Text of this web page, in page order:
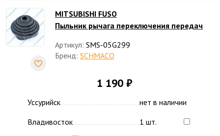
MITSUBISHI FUSO
Пыльник рычага переключения передач
Артикул: SMS-05G299
Бренд: SCHMACO
1 190 ₽
Уссурийск
нет в наличии
Владивосток
1 шт.